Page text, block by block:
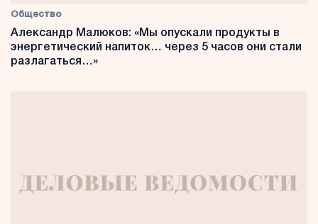
Общество
Александр Малюков: «Мы опускали продукты в
энергетический напиток… через 5 часов они стали
разлагаться…»